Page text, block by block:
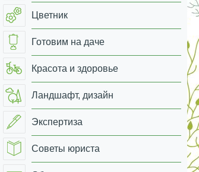
Цветник
Готовим на даче
Красота и здоровье
Ландшафт, дизайн
Экспертиза
Советы юриста